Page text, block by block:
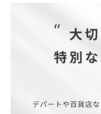
■付属品:ショルダーチ
サイズ(cm)